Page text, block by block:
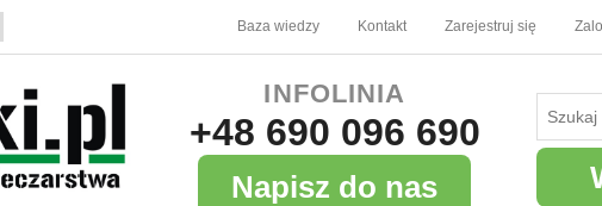
Baza wiedzy Kontakt Zarejestruj się
INFOLINIA
+48 690 096 690
Napisz do nas